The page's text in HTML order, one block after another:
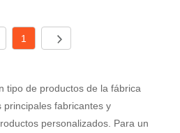
1
tipo de productos de la fábrica
principales fabricantes y
personalizados. Para un